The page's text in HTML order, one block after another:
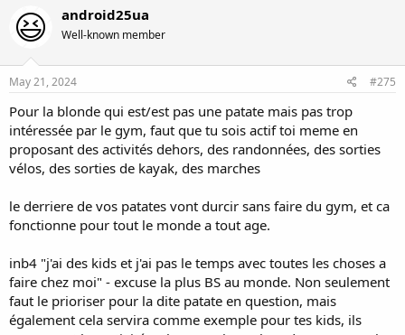
android25ua
Well-known member
May 21, 2024 #275
Pour la blonde qui est/est pas une patate mais pas trop
intéressée par le gym, faut que tu sois actif toi meme en
proposant des activités dehors, des randonnées, des sorties
vélos, des sorties de kayak, des marches
le derriere de vos patates vont durcir sans faire du gym, et ca
fonctionne pour tout le monde a tout age.
inb4 "j'ai des kids et j'ai pas le temps avec toutes les choses a
faire chez moi" - excuse la plus BS au monde. Non seulement
faut le prioriser pour la dite patate en question, mais
également cela servira comme exemple pour tes kids, ils